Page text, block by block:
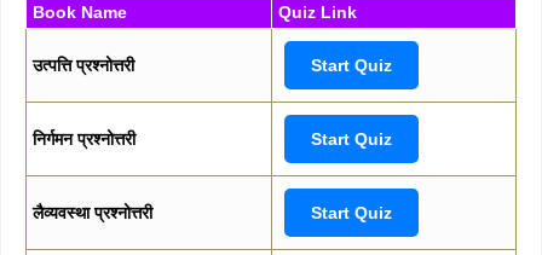
Book Name Quiz Link
उत्पत्ति प्रश्नोत्तरी Start Quiz
निर्गमन प्रश्नोत्तरी Start Quiz
लैव्यवस्था प्रश्नोत्तरी Start Quiz